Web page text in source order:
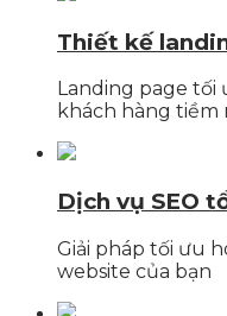
Thiết kế
Landing page tối
khách hàng tiềm
Dịch vụ SEO
Giải pháp tối ưu
website của bạn